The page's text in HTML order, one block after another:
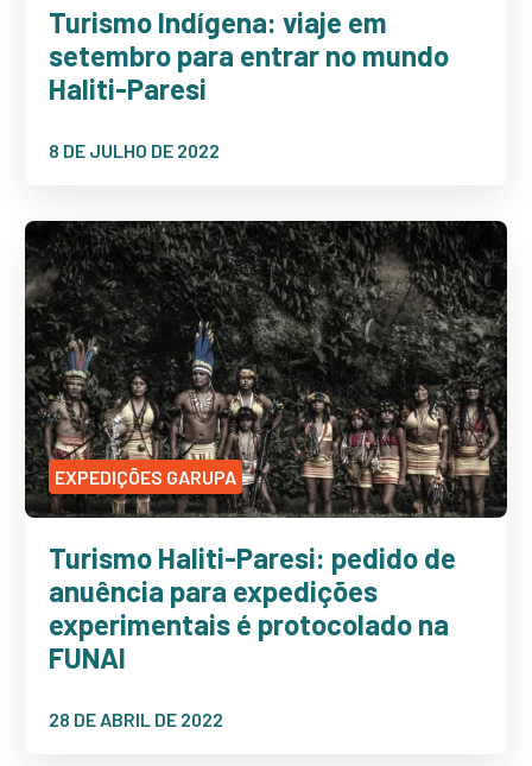
Turismo Indígena: viaje em
setembro para entrar no mundo
Haliti-Paresi
8 DE JULHO DE 2022
EXPEDIÇÕES GARUPA
Turismo Haliti-Paresi: pedido de
anuência para expedições
experimentais é protocolado na
FUNAI
28 DE ABRIL DE 2022